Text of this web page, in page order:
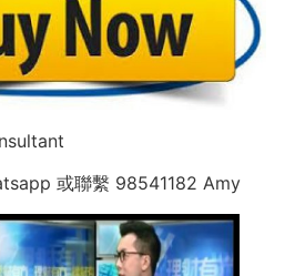
或聯繫 98541182 Amy